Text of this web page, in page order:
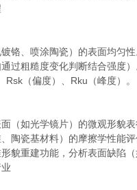
、喷涂陶瓷）的表面均匀性
粗糙度变化判断结合强度）
（偏度）、Rku（峰度）。
如光学镜片）的微观形貌表
瓷基材料）的摩擦学性能评
重建功能，分析表面缺陷（